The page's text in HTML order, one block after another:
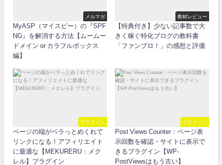
メルマガ
MyASP（マイスピー）の『SPF
NG』を解消する方法【ムームー
ドメイン or カラフルボックス
編】
教材レビュー
【特典付き】少ない記事数で大
きく稼ぐ特化ブログの教科書
「ファンブロ！」の感想と評価
プラグイン
ページの端がペラっとめくれて
リンクになる！アフィリエイト
に最適な【MEKURERU：メク
レル】プラグイン
プラグイン
Post Views Counter：ページ表
示回数を確認・サイトに表示で
きるプラグイン【WP-
PostViewsはもう古い】